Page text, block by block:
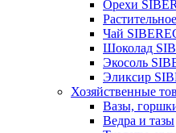
Орехи
Чай
Шоколад
Экосоль
Эликсир
Хозяйственные
Вазы,
Ведра и тазы